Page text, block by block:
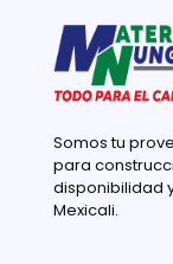
Somos tu
para
disponibilidad
Mexicali.